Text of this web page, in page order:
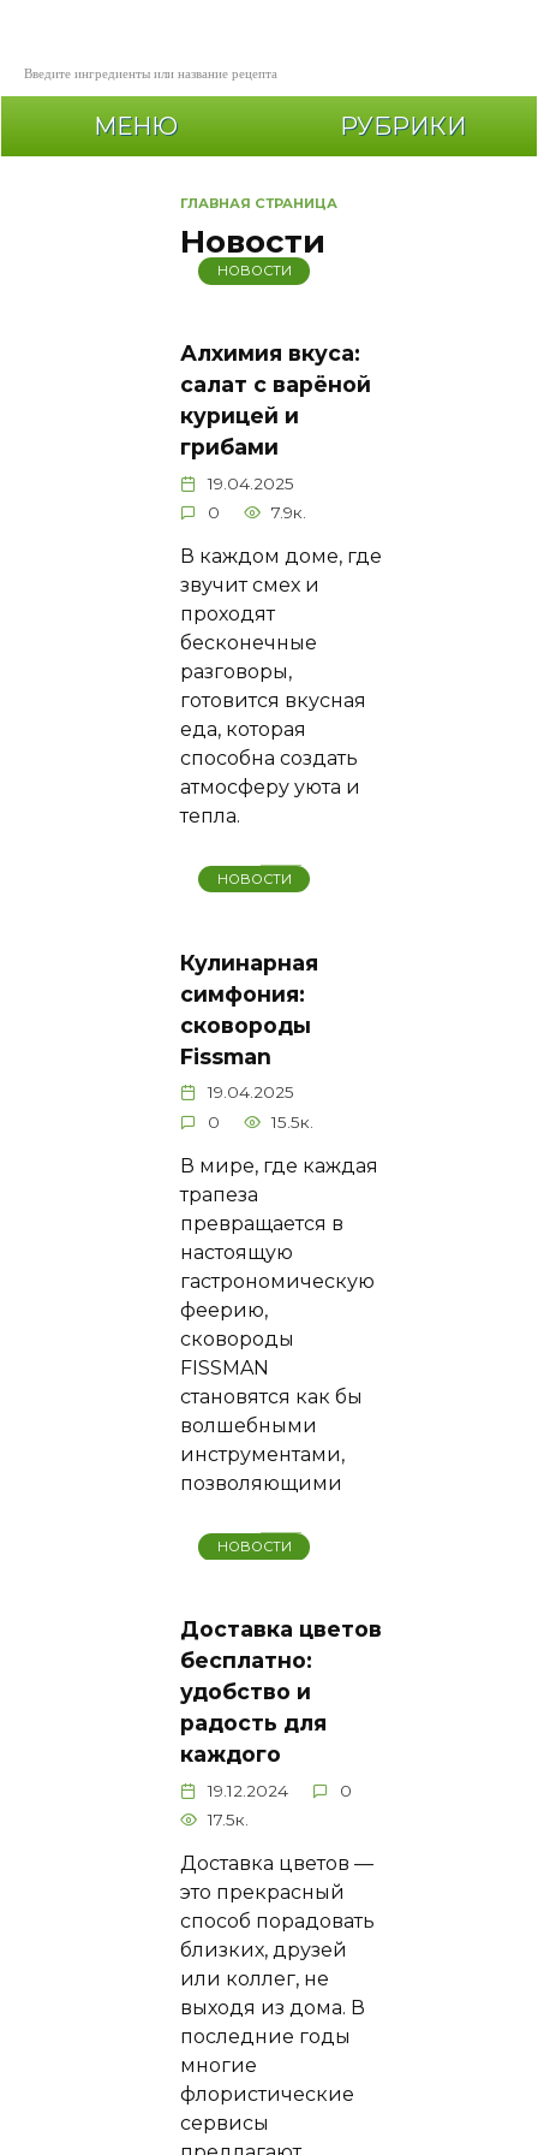
содержанию
МЕНЮ РУБРИКИ
ГЛАВНАЯ СТРАНИЦА
Новости
НОВОСТИ
Алхимия вкуса:
салат с варёной
курицей и
грибами
19.04.2025
0
7.9к.
В каждом доме, где
звучит смех и
проходят
бесконечные
разговоры,
готовится вкусная
еда, которая
способна создать
атмосферу уюта и
тепла.
НОВОСТИ
Кулинарная
симфония:
сковороды
Fissman
19.04.2025
0
15.5к.
В мире, где каждая
трапеза
превращается в
настоящую
гастрономическую
феерию,
сковороды
FISSMAN
становятся как бы
волшебными
инструментами,
позволяющими
НОВОСТИ
Доставка цветов
бесплатно:
удобство и
радость для
каждого
19.12.2024
0
17.5к.
Доставка цветов —
это прекрасный
способ порадовать
близких, друзей
или коллег, не
выходя из дома. В
последние годы
многие
флористические
сервисы